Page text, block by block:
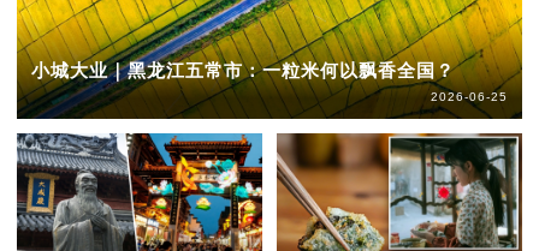
小城大业｜黑龙江五常市：一粒米何以飘香全国？
2026-06-25